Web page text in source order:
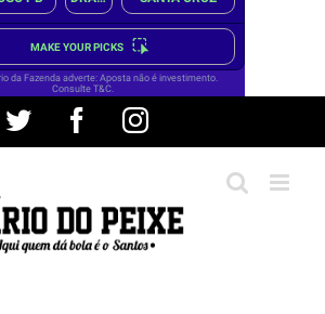
Twitter FacebookInstagram